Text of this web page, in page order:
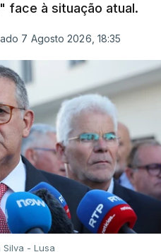
face à situação atual.
7 Agosto 2026, 18:35
Silva - Lusa